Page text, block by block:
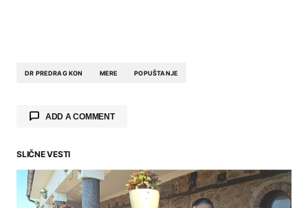
DR PREDRAG KON MERE POPUŠTANJE
ADD A COMMENT
Your email address will not be published.
Required fields are marked*
SLIČNE VESTI